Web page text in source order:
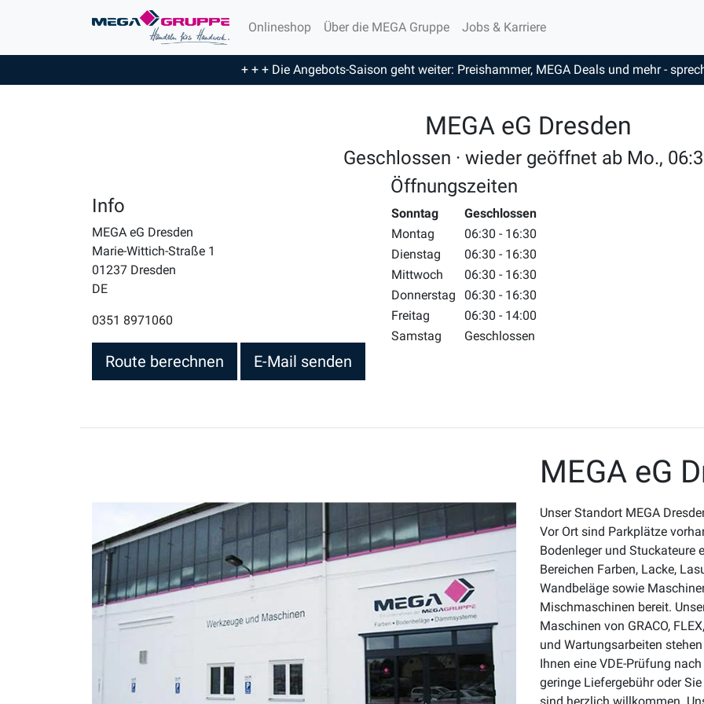
Onlineshop Über die MEGA Gruppe Jobs & Karriere
+ + + Die Angebots-Saison geht weiter: Preishammer, MEGA Deals und mehr -
MEGA eG Dresden
Geschlossen · wieder geöffnet ab Mo.,
Info
MEGA eG Dresden
Marie-Wittich-Straße 1
01237 Dresden
DE
0351 8971060
Route berechnen E-Mail senden
Öffnungszeiten
Wochentag Zeiten
Sonntag
Geschlossen
Montag
06:30 - 16:30
Dienstag
06:30 - 16:30
Mittwoch
06:30 - 16:30
Donnerstag
06:30 - 16:30
Freitag
06:30 - 14:00
Samstag
Geschlossen
MEGA eG
Unser Standort MEGA
Vor Ort sind Parkplätze
Bodenleger und Stuckateure
Bereichen Farben, Lacke,
Wandbeläge sowie
Mischmaschinen bereit.
Maschinen von GRACO,
und Wartungsarbeiten
Ihnen eine VDE-Prüfung
geringe Liefergebühr oder